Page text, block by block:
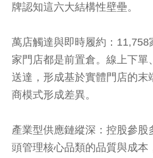
牌認知這六大結構性壁壘。
萬店觸達與即時履約：
家門店都是前置倉。線上下單
送達，形成基於實體門店的末
商模式形成差異。
產業型供應鏈縱深：控股參股
頭管理核心品類的品質與成本